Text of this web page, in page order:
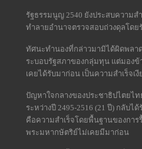
รัฐธรรมนูญ 2540 ยังประสบความ
ทำลายอำนาจตรวจสอบถ่วงดุลโดย
ทัศนะทำนองที่กล่าวมามิได้ผิดพลา
ระบอบรัฐสภาของกลุ่มทุน แต่มอง
เคยได้รับมาก่อน เป็นความสำเร็จเ
ปัญหาใจกลางของประชาธิปไตยไท
ระหว่างปี 2495-2516 (21 ปี) กลับ
คือความสำเร็จโดยพื้นฐานของกา
พระมหากษัตริย์ไม่เคยมีมาก่อน